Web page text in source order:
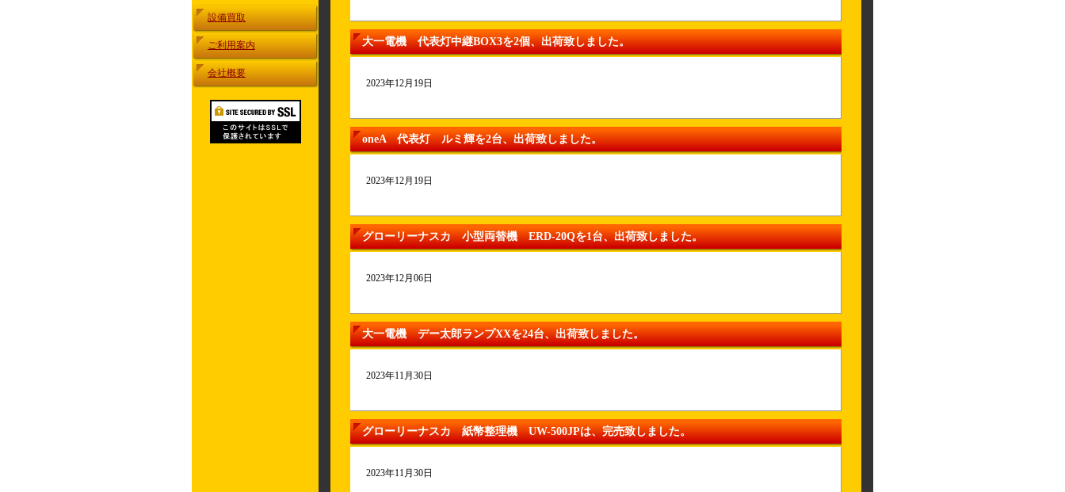
設備買取
ご利用案内
会社概要
大一電機 代表灯中継BOX3を2個、出荷致しました。
2023年12月19日
oneA 代表灯 ルミ輝を2台、出荷致しました。
2023年12月19日
グローリーナスカ 小型両替機 ERD-20Qを1台、出荷致しました。
2023年12月06日
大一電機 デー太郎ランプXXを24台、出荷致しました。
2023年11月30日
グローリーナスカ 紙幣整理機 UW-500JPは、完売致しました。
2023年11月30日